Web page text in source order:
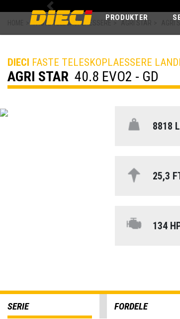
PRODUKTER
Previous
FASTE TELESKOPLAESSERE
DIECI FASTE TELESKOPLAESSERE
AGRI STAR 40.8 EVO2 - GD
8818
25,3
134
SERIE FORDELE